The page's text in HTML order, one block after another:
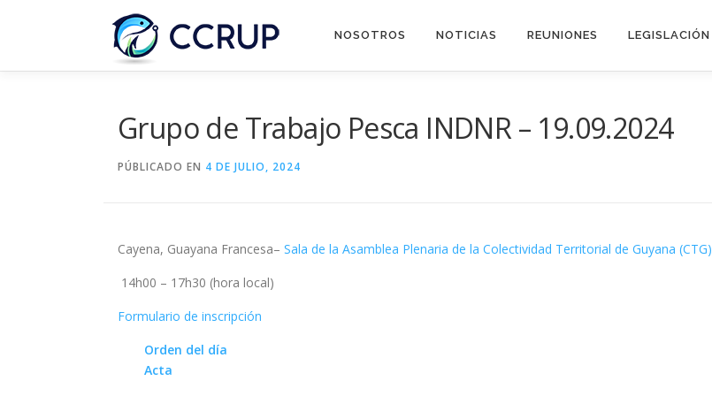
NOSOTROS NOTICIAS REUNIONES LEGISLACIÓN
Grupo de Trabajo Pesca INDNR – 19.09.2024
PÚBLICADO EN 4 DE JULIO, 2024
Cayena, Guayana Francesa– Sala de la Asamblea Plenaria de la Colectividad Territorial de Guyana (CTG)
14h00 – 17h30 (hora local)
Formulario de inscripción
Orden del día
Acta